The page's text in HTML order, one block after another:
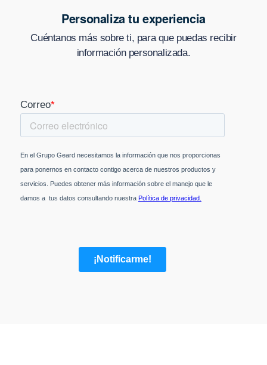
Personaliza tu experiencia
Cuéntanos más sobre ti, para que puedas recibir
información personalizada.